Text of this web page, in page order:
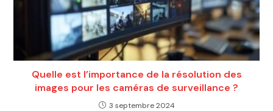
Quelle est l’importance de la résolution des
images pour les caméras de surveillance ?
3 septembre 2024